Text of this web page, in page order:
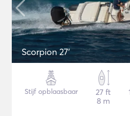
Scorpion 27'
Stijf opblaasbaar
27 ft
8 m